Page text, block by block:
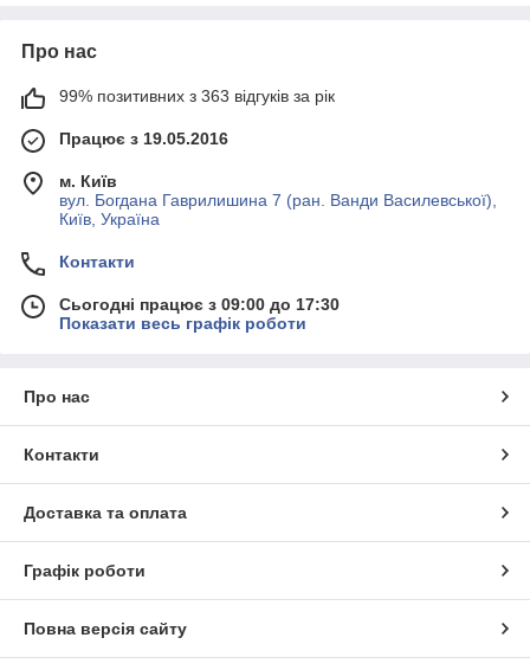
Про нас
99% позитивних з 363 відгуків за рік
Працює з 19.05.2016
м. Київ
вул. Богдана Гаврилишина 7 (ран. Ванди Василевської),
Київ, Україна
Контакти
Сьогодні працює з 09:00 до 17:30
Показати весь графік роботи
Про нас
Контакти
Доставка та оплата
Графік роботи
Повна версія сайту